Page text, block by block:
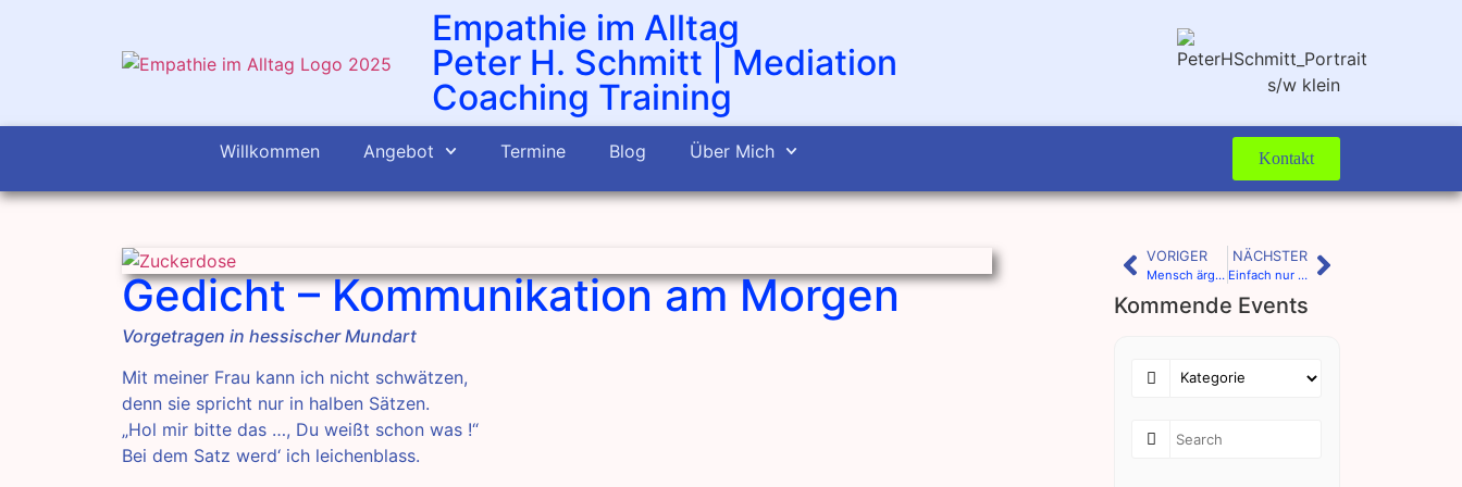
Empathie im Alltag
Peter H. Schmitt | Mediation
Coaching Training
Willkommen Angebot Termine Blog Über Mich Kontakt
Gedicht – Kommunikation am Morgen
Vorgetragen in hessischer Mundart
Mit meiner Frau kann ich nicht schwätzen,
denn sie spricht nur in halben Sätzen.
„Hol mir bitte das …, Du weißt schon was !“
Bei dem Satz werd‘ ich leichenblass.
VORIGER
Mensch ärgere Dich nicht!
NÄCHSTER
Einfach nur hier sitzen
Kommende Events